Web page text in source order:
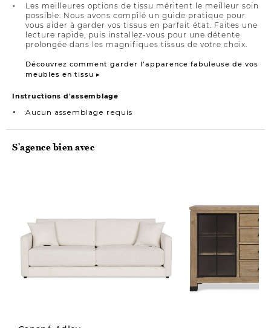
Les meilleures options de tissu méritent le meilleur soin
possible. Nous avons compilé un guide pratique pour
vous aider à garder vos tissus en parfait état. Faites une
lecture rapide, puis installez-vous pour une détente
prolongée dans les magnifiques tissus de votre choix.
Découvrez comment garder l’apparence fabuleuse de vos
meubles en tissu ▸
Instructions d'assemblage
Aucun assemblage requis
S'agence bien avec